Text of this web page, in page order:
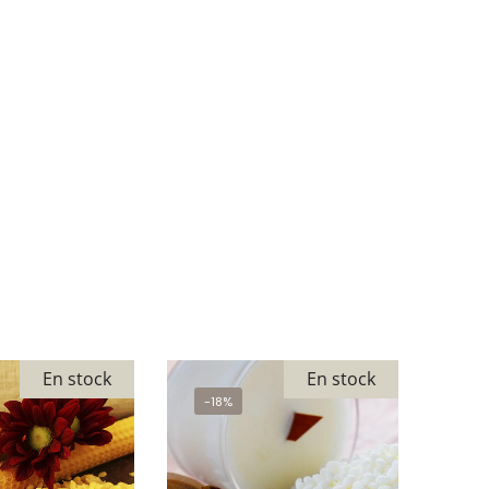
En stock
-18%
En stock